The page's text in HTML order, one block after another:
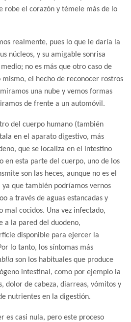
robe el corazón y témele más de lo
realmente, pues lo que le daría la
núcleos, y su amigable sonrisa
no es más que otro caso de
mismo, el hecho de reconocer rostros
una nube y vemos formas
de frente a un automóvil.
del cuerpo humano (también
en el aparato digestivo, más
que se localiza en el intestino
en esta parte del cuerpo, uno de los
son las heces, aunque no es el
que también podríamos vernos
a través de aguas estancadas y
mal cocidos. Una vez infectado,
a la pared del duodeno,
disponible para ejercer la
lo tanto, los síntomas más
son los habituales que produce
intestinal, como por ejemplo la
dolor de cabeza, diarreas, vómitos y
nutrientes en la digestión.
es casi nula, pero este proceso